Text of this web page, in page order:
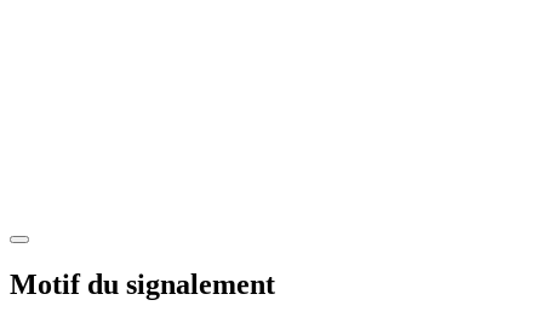
Motif du signalement